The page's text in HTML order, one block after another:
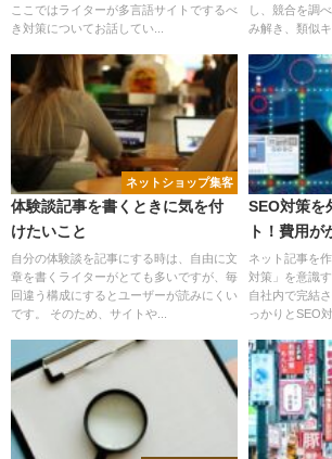
ここではライターが多言語サイトでするべ
き対策についてお話してい...
し、競合を調
み解き、類似
ネットショップ集客
体験談記事を書くときに気を付
けたいこと
自分の体験談を記事にする時は、自由に文
章を書くライターがとても多いですが、毎
回違う構成にするとユーザーが読みにくい
です。 そのため、サイトや...
SEO対策を
ト！費用が
べき理由
ネット記事を
対策」を意識
自社内で完結
っかりとSEO